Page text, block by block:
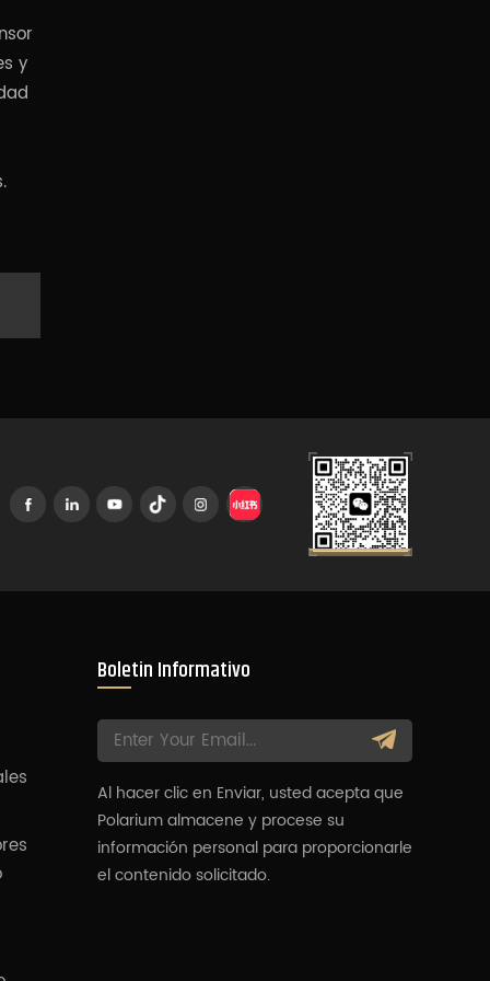
y
Boletin Informativo
Al hacer clic en Enviar, usted acepta que
Polarium almacene y procese su
información personal para proporcionarle
el contenido solicitado.